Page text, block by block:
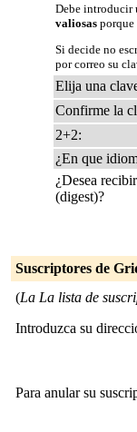
Debe introducir
valiosas porque
Si decide no
por correo su
Elija una
Confirme la
2+2:
¿En que
¿Desea
(digest)?
Suscriptores de
(La La lista de
Introduzca su
Para anular su